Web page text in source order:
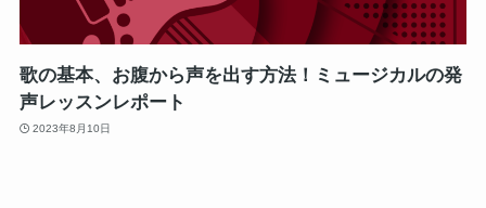
歌の基本、お腹から声を出す方法！ミュージカルの発
声レッスンレポート
2023年8月10日